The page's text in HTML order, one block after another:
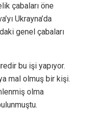
çabaları öne
Ukrayna’da
genel çabaları
bu işi yapıyor.
mal olmuş bir kişi.
olma